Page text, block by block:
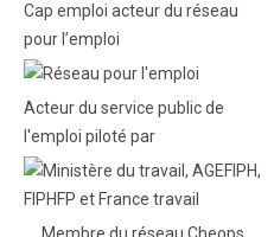
Cap emploi acteur du réseau
pour l’emploi
Acteur du service public de
l'emploi piloté par